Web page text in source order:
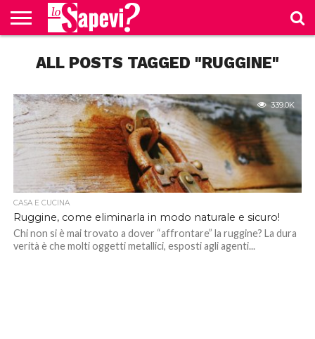
BENESSERE
GOSSIP
PRODOTTI
AMAZON
NEWS
CASA E
CUCINA
ALL POSTS TAGGED "RUGGINE"
339.0K
CASA E CUCINA
Ruggine, come eliminarla in modo naturale e sicuro!
Chi non si è mai trovato a dover “affrontare” la ruggine? La dura
verità è che molti oggetti metallici, esposti agli agenti...